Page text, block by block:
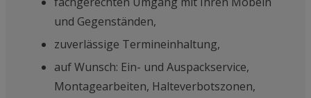
und Gegenständen,
zuverlässige Termineinhaltung,
auf Wunsch: Ein- und Auspackservice,
Montagearbeiten, Halteverbotszonen,